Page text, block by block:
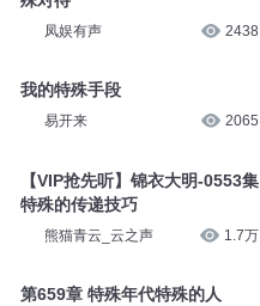
凤娱有声 2438
我的特殊手段
易开来 2065
【VIP抢先听】锦衣大明-0553集
特殊的传递技巧
熊猫青云_云之声 1.7万
第659章 特殊年代特殊的人